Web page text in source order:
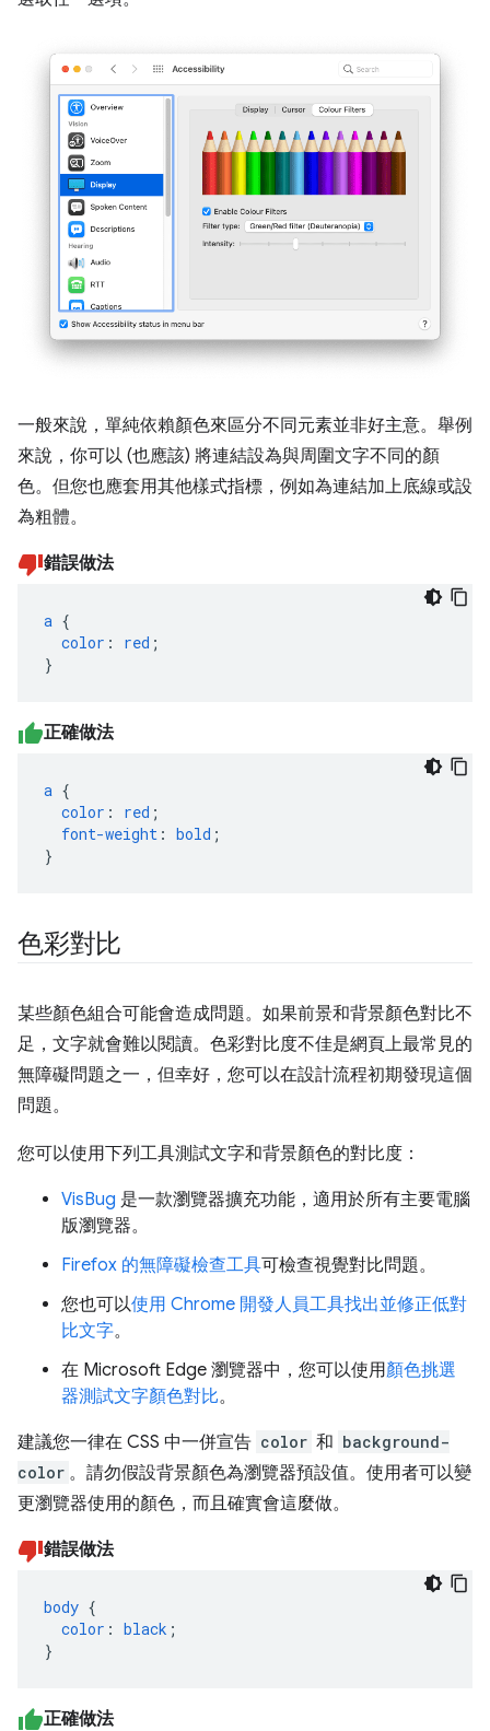
一般來說，單純依賴顏色來區分不同元素並非好主意。舉例
來說，你可以 (也應該) 將連結設為與周圍文字不同的顏
色。但您也應套用其他樣式指標，例如為連結加上底線或設
為粗體。
錯誤做法
a {
color : red ;
}
正確做法
a {
color : red ;
font-weight : bold ;
}
色彩對比
某些顏色組合可能會造成問題。如果前景和背景顏色對比不
足，文字就會難以閱讀。色彩對比度不佳是網頁上最常見的
無障礙問題之一，但幸好，您可以在設計流程初期發現這個
問題。
您可以使用下列工具測試文字和背景顏色的對比度：
VisBug 是一款瀏覽器擴充功能，適用於所有主要電腦
版瀏覽器。
Firefox 的無障礙檢查工具可檢查視覺對比問題。
您也可以使用 Chrome 開發人員工具找出並修正低對
比文字。
在 Microsoft Edge 瀏覽器中，您可以使用顏色挑選
器測試文字顏色對比。
建議您一律在 CSS 中一併宣告 color 和 background-
color 。請勿假設背景顏色為瀏覽器預設值。使用者可以變
更瀏覽器使用的顏色，而且確實會這麼做。
錯誤做法
body {
color : black ;
}
正確做法